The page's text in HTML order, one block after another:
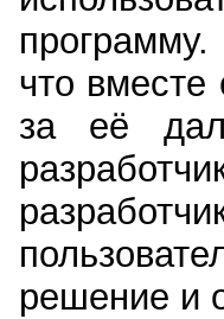
что вместе
за её
решение и